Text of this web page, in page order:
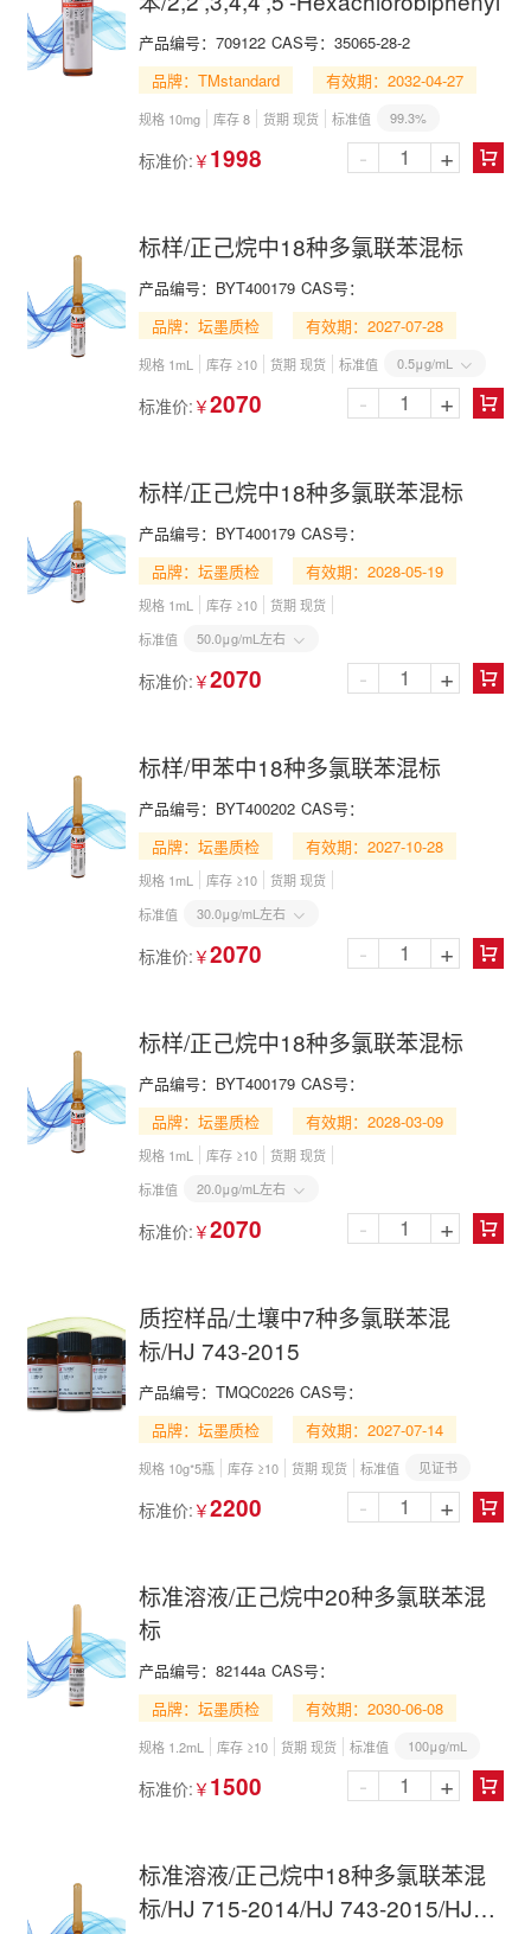
产品编号： 709122 CAS号： 35065-28-2
品牌：TMstandard
有效期：2032-04-27
规格 10mg 库存 8 货期 现货 标准值 99.3%
标准价: ￥ 1998 
- +
标样/正己烷中18种多氯联苯混标
产品编号： BYT400179 CAS号：
品牌：坛墨质检
有效期：2027-07-28
规格 1mL 库存 ≥10 货期 现货 标准值 0.5μg/mL 
标准价: ￥2070 
- +
标样/正己烷中18种多氯联苯混标
产品编号： BYT400179 CAS号：
品牌：坛墨质检
有效期：2028-05-19
规格 1mL 库存 ≥10
货期 现货
标准值
50.0μg/mL左右 
标准价: ￥2070 
- +
标样/甲苯中18种多氯联苯混标
产品编号： BYT400202 CAS号：
品牌：坛墨质检
有效期：2027-10-28
规格 1mL 库存 ≥10
货期 现货
标准值
30.0μg/mL左右 
标准价: ￥2070 
- +
标样/正己烷中18种多氯联苯混标
产品编号： BYT400179 CAS号：
品牌：坛墨质检
有效期：2028-03-09
规格 1mL 库存 ≥10
货期 现货
标准值
20.0μg/mL左右 
标准价: ￥2070 
- +
质控样品/土壤中7种多氯联苯混
标/HJ 743-2015
产品编号： TMQC0226 CAS号：
品牌：坛墨质检
有效期：2027-07-14
规格 10g*5瓶 库存 ≥10 货期 现货 标准值 见证书
标准价: ￥2200 
- +
标准溶液/正己烷中20种多氯联苯混
标
产品编号： 82144a CAS号：
品牌：坛墨质检
有效期：2030-06-08
规格 1.2mL 库存 ≥10 货期 现货 标准值 100μg/mL
标准价: ￥ 1500 
- +
标准溶液/正己烷中18种多氯联苯混
标/HJ 715-2014/HJ 743-2015/HJ